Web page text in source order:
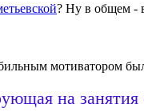
? Ну в общем -
на занятия